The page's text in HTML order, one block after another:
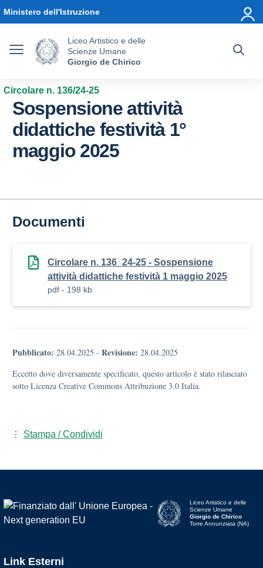
Ministero dell'Istruzione
Liceo Artistico e delle
Scienze Umane
Giorgio de Chirico
Circolare n. 136/24-25
Sospensione attività
didattiche festività 1°
maggio 2025
Documenti
Circolare n. 136_24-25 - Sospensione
attività didattiche festività 1 maggio 2025
pdf - 198 kb
Pubblicato: 28.04.2025 - Revisione: 28.04.2025
Eccetto dove diversamente specificato, questo articolo è stato rilasciato
sotto Licenza Creative Commons Attribuzione 3.0 Italia.
Stampa / Condividi
Liceo Artistico e delle
Scienze Umane
Giorgio de Chirico
Torre Annunziata (NA)
Link Esterni